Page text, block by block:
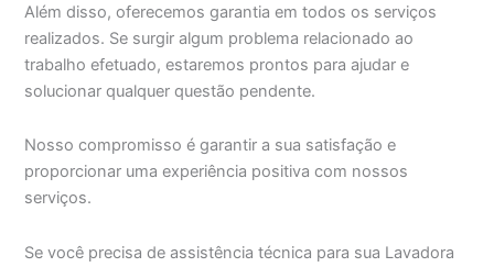
Além disso, oferecemos garantia em todos os serviços
realizados. Se surgir algum problema relacionado ao
trabalho efetuado, estaremos prontos para ajudar e
solucionar qualquer questão pendente.
Nosso compromisso é garantir a sua satisfação e
proporcionar uma experiência positiva com nossos
serviços.
Se você precisa de assistência técnica para sua Lavadora